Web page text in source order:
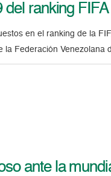
del ranking FIFA
en el ranking de la
la Federación Venezolana
ante la